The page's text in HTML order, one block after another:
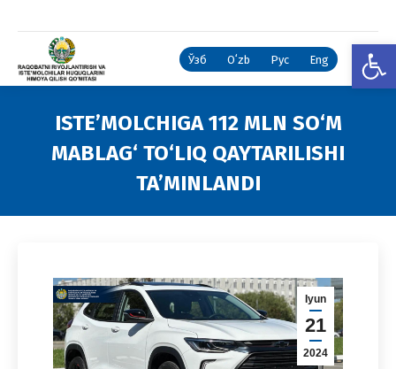
Ўзб Oʻzb Рус Eng
ISTE’MOLCHIGA 112 MLN SO‘M
MABLAG‘ TO‘LIQ QAYTARILISHI
TA’MINLANDI
Iyun
21
2024